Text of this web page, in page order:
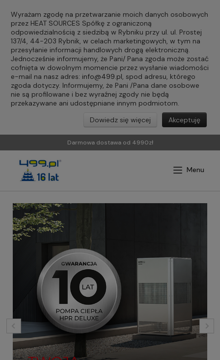
Wyrażam zgodę na przetwarzanie moich danych osobowych
przez HEAT SOURCES Spółkę z ograniczoną
odpowiedzialnością z siedzibą w Rybniku przy ul. ul. Prostej
137/4, 44-203 Rybnik, w celach marketingowych, w tym na
przesyłanie informacji handlowych drogą elektroniczną.
Jednocześnie informujemy, że Pani/ Pana zgoda może zostać
cofnięta w dowolnym momencie przez wysłanie wiadomości
e-mail na nasz adres: info@499.pl, spod adresu, którego
zgoda dotyczy. Informujemy, że Pani /Pana dane osobowe
nie są profilowane i bez wyraźnej zgody nie będą
przekazywane ani udostępniane innym podmiotom.
Akceptuję
Dowiedz się więcej
Darmowa dostawa od 4990zł